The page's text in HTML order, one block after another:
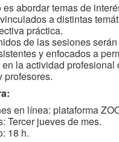
es abordar temas de
a distintas
práctica.
de las sesiones
y enfocados a
la actividad profesional
profesores.
en línea: plataforma
Tercer jueves de mes.
18 h.